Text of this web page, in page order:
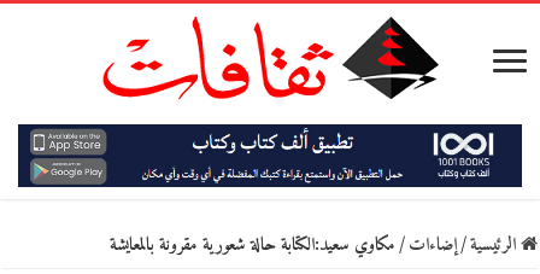
الرئيسية/إضاءات/مكاوي سعيد:الكتابة حالة شعورية مقرونة بالمعايشة